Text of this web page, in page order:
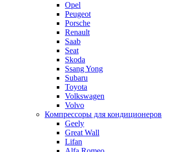
Opel
Peugeot
Porsche
Renault
Saab
Seat
Skoda
Ssang Yong
Subaru
Toyota
Volkswagen
Volvo
Компрессоры для кондиционеров
Geely
Great Wall
Lifan